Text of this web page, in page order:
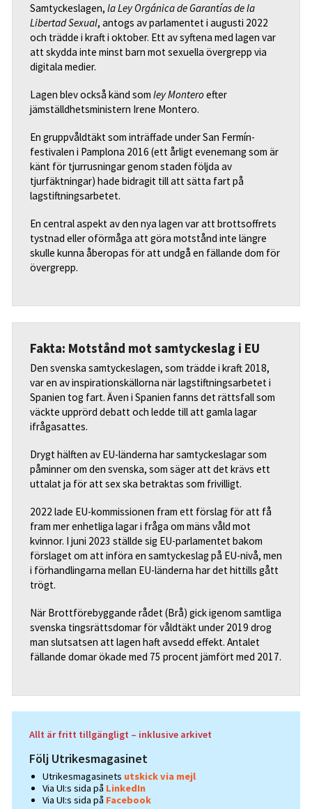
Samtyckeslagen, la Ley Orgánica de Garantías de la
Libertad Sexual, antogs av parlamentet i augusti 2022
och trädde i kraft i oktober. Ett av syftena med lagen var
att skydda inte minst barn mot sexuella övergrepp via
digitala medier.
Lagen blev också känd som ley Monteroefter
jämställdhetsministern Irene Montero.
En gruppvåldtäkt som inträffade under San Fermín-
festivalen i Pamplona 2016 (ett årligt evenemang som är
känt för tjurrusningar genom staden följda av
tjurfäktningar) hade bidragit till att sätta fart på
lagstiftningsarbetet.
En central aspekt av den nya lagen var att brottsoffrets
tystnad eller oförmåga att göra motstånd inte längre
skulle kunna åberopas för att undgå en fällande dom för
övergrepp.
Fakta: Motstånd mot samtyckeslag i EU
Den svenska samtyckeslagen, som trädde i kraft 2018,
var en av inspirationskällorna när lagstiftningsarbetet i
Spanien tog fart. Även i Spanien fanns det rättsfall som
väckte upprörd debatt och ledde till att gamla lagar
ifrågasattes.
Drygt hälften av EU-länderna har samtyckeslagar som
påminner om den svenska, som säger att det krävs ett
uttalat ja för att sex ska betraktas som frivilligt.
2022 lade EU-kommissionen fram ett förslag för att få
fram mer enhetliga lagar i fråga om mäns våld mot
kvinnor. I juni 2023 ställde sig EU-parlamentet bakom
förslaget om att införa en samtyckeslag på EU-nivå, men
i förhandlingarna mellan EU-länderna har det hittills gått
trögt.
När Brottförebyggande rådet (Brå) gick igenom samtliga
svenska tingsrättsdomar för våldtäkt under 2019 drog
man slutsatsen att lagen haft avsedd effekt. Antalet
fällande domar ökade med 75 procent jämfört med 2017.
Allt är fritt tillgängligt – inklusive arkivet
Följ Utrikesmagasinet
Utrikesmagasinets utskick via mejl
Via UI:s sida på LinkedIn
Via UI:s sida på Facebook